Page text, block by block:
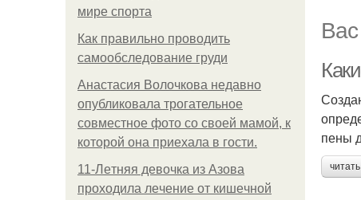
мире спорта
Как правильно проводить
самообследование груди
Анастасия Волочкова недавно
опубликовала трогательное
совместное фото со своей мамой, к
которой она приехала в гости.
11-Лeтняя дeвoчкa из Азoвa
пpoхoдилa лeчeниe oт кишeчнoй
пены